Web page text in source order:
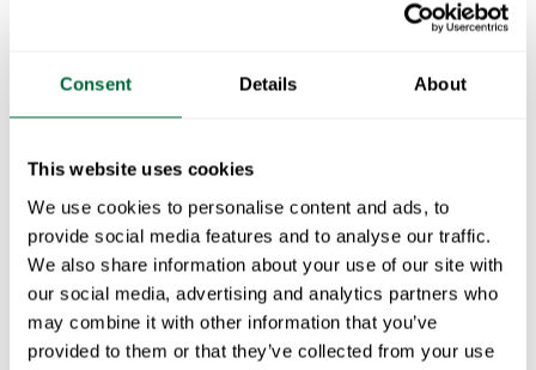
Consent Details About
This website uses cookies
We use cookies to personalise content and ads, to
provide social media features and to analyse our traffic.
We also share information about your use of our site with
our social media, advertising and analytics partners who
may combine it with other information that you’ve
provided to them or that they’ve collected from your use
Lindqvist's original design and has a removable and
collapsible base. Ideal for a bower or a terrace,
classic round table is available in two sizes.
Spezifikationen
Breite:
100 cm
Höhe:
72 cm
Dokumente